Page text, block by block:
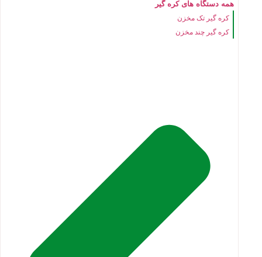
همه دستگاه های کره گیر
کره گیر تک مخزن
کره گیر چند مخزن